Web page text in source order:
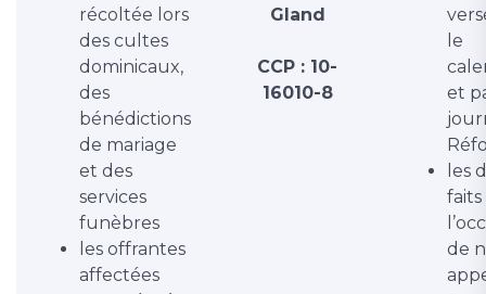
récoltée lors
des cultes
dominicaux,
des
bénédictions
de mariage
et des
services
funèbres
les offrantes
affectées
Gland
CCP : 10-
16010-8
le
et
les
faits
de